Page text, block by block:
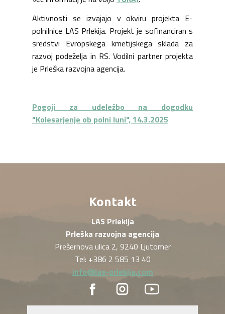
Aktivnosti se izvajajo v okviru projekta E-
polnilnice LAS Prlekija. Projekt je sofinanciran s
sredstvi Evropskega kmetijskega sklada za
razvoj podeželja in RS. Vodilni partner projekta
je Prleška razvojna agencija.
Pogoji za udeležbo na dogodku
"Kolesarjenje ob polni luni", 14.3.2025
Kontakt
LAS Prlekija
Prleška razvojna agencija
Prešernova ulica 2, 9240 Ljutomer
Tel: +386 2 585 13 40
info@las-prlekija.com